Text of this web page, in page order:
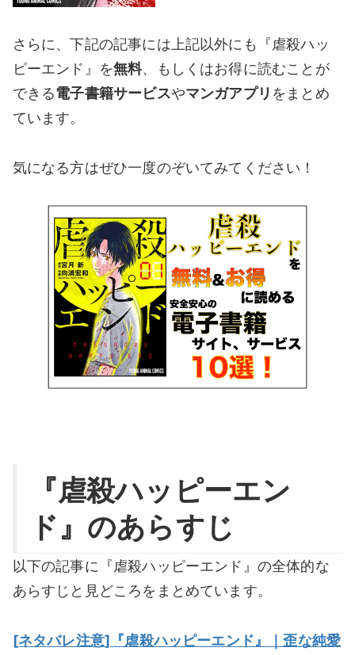
さらに、下記の記事には上記以外にも『虐殺ハッ
ピーエンド』を無料、もしくはお得に読むことが
できる電子書籍サービスやマンガアプリ をまとめ
ています。
気になる方はぜひ一度のぞいてみてください！
『虐殺ハッピーエン
ド』のあらすじ
以下の記事に『虐殺ハッピーエンド』の全体的な
あらすじと見どころをまとめています。
[ネタバレ注意]『虐殺ハッピーエンド』｜歪な純愛